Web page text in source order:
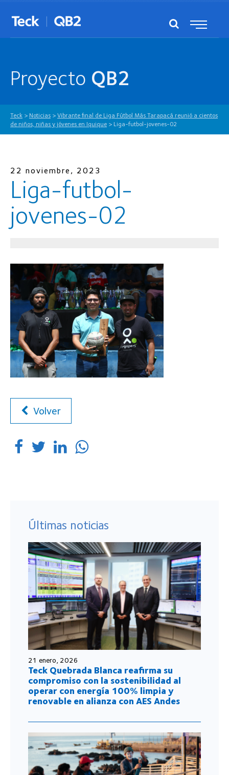
Proyecto QB2
Teck > Noticias > Vibrante final de Liga Fútbol Más Tarapacá reunió a cientos
de niños, niñas y jóvenes en Iquique > Liga-futbol-jovenes-02
22 noviembre, 2023
Liga-futbol-
jovenes-02
Volver
Últimas noticias
21 enero, 2026
Teck Quebrada Blanca reafirma su
compromiso con la sostenibilidad al
operar con energía 100% limpia y
renovable en alianza con AES Andes